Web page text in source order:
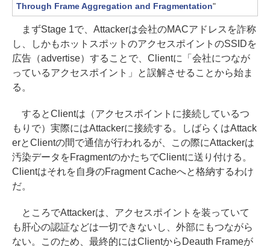
Through Frame Aggregation and Fragmentation"
まずStage 1で、Attackerは会社のMACアドレスを詐称
し、しかもホットスポットのアクセスポイントのSSIDを
広告（advertise）することで、Clientに「会社につなが
っているアクセスポイント」と誤解させることから始ま
る。
するとClientは（アクセスポイントに接続しているつ
もりで）実際にはAttackerに接続する。しばらくはAttack
erとClientの間で通信が行われるが、この際にAttackerは
汚染データをFragmentのかたちでClientに送り付ける。
Clientはそれを自身のFragment Cacheへと格納するわけ
だ。
ところでAttackerは、アクセスポイントを装っていて
も肝心の認証などは一切できないし、外部にもつながら
ない。このため、最終的にはClientからDeauth Frameが